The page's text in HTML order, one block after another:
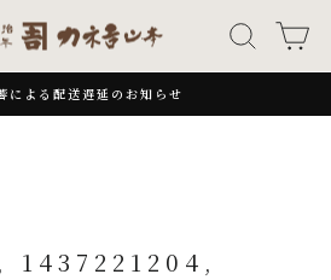
キーワ
一
による配送遅延のお知らせ
1437221204,